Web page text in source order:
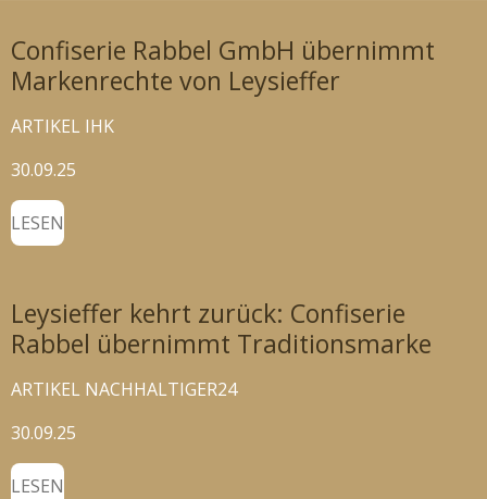
Confiserie Rabbel GmbH übernimmt
Markenrechte von Leysieffer
ARTIKEL IHK
30.09.25
LESEN
Leysieffer kehrt zurück: Confiserie
Rabbel übernimmt Traditionsmarke
ARTIKEL NACHHALTIGER24
30.09.25
LESEN